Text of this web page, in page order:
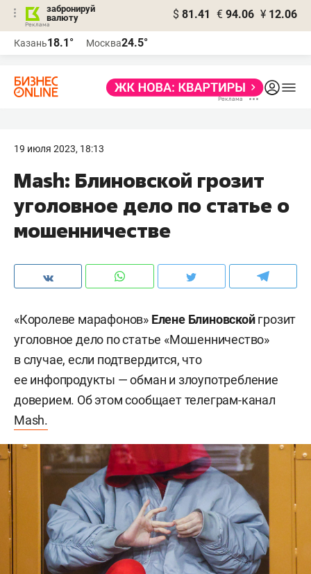
забронируй
валюту
$ 81.41 € 94.06 ¥ 12.06
Казань18.1° Москва24.5°
19 июля 2023, 18:13
Mash: Блиновской грозит
уголовное дело по статье о
мошенничестве
«Королеве марафонов» Елене Блиновскойгрозит
уголовное дело по статье «Мошенничество»
в случае, если подтвердится, что
ее инфопродукты — обман и злоупотребление
доверием. Об этом сообщает телеграм-канал
Mash.